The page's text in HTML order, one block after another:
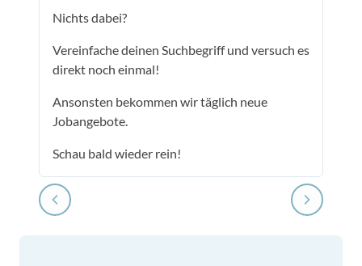
Nichts dabei?
Vereinfache deinen Suchbegriff und versuch es
direkt noch einmal!
Ansonsten bekommen wir täglich neue
Jobangebote.
Schau bald wieder rein!